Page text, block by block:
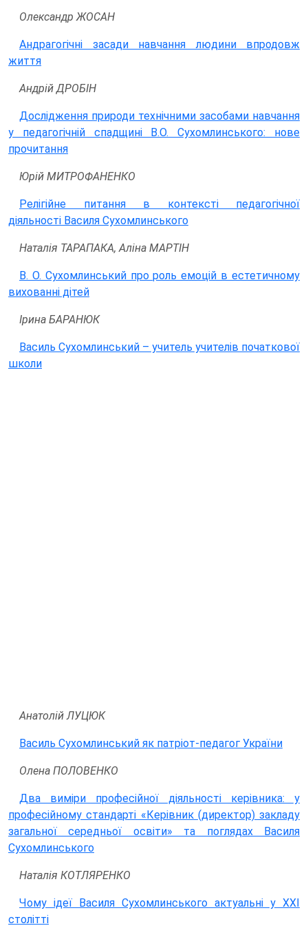
Олександр ЖОСАН
Андрагогічні засади навчання людини впродовж
життя
Андрій ДРОБІН
Дослідження природи технічними засобами навчання
у педагогічній спадщині В.О. Сухомлинського: нове
прочитання
Юрій МИТРОФАНЕНКО
Релігійне питання в контексті педагогічної
діяльності Василя Сухомлинського
Наталія ТАРАПАКА, Аліна МАРТІН
В. О. Сухомлинський про роль емоцій в естетичному
вихованні дітей
Ірина БАРАНЮК
Василь Сухомлинський – учитель учителів початкової
школи
Анатолій ЛУЦЮК
Василь Сухомлинський як патріот-педагог України
Олена ПОЛОВЕНКО
Два виміри професійної діяльності керівника: у
професійному стандарті «Керівник (директор) закладу
загальної середньої освіти» та поглядах Василя
Сухомлинського
Наталія КОТЛЯРЕНКО
Чому ідеї Василя Сухомлинського актуальні у ХХІ
столітті